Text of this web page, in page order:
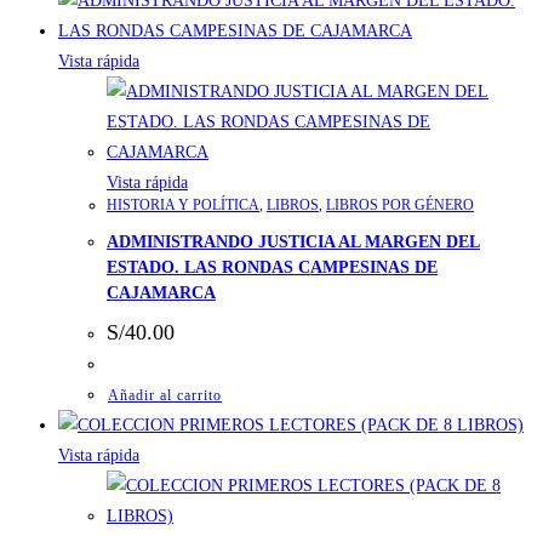
Vista rápida
Vista rápida
HISTORIA Y POLÍTICA, LIBROS, LIBROS POR GÉNERO
ADMINISTRANDO JUSTICIA AL MARGEN DEL
ESTADO. LAS RONDAS CAMPESINAS DE
CAJAMARCA
S/40.00
Añadir al carrito
Vista rápida